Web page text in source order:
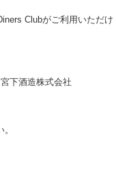
Clubがご利用いただけ
下酒造株式会社